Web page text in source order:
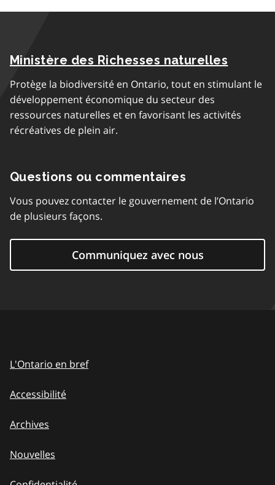
Ministère des Richesses naturelles
Protège la biodiversité en Ontario, tout en stimulant le
développement économique du secteur des
ressources naturelles et en favorisant les activités
récréatives de plein air.
Questions ou commentaires
Vous pouvez contacter le gouvernement de l’Ontario
de plusieurs façons.
Communiquez avec nous
L'Ontario en bref
Accessibilité
Archives
Nouvelles